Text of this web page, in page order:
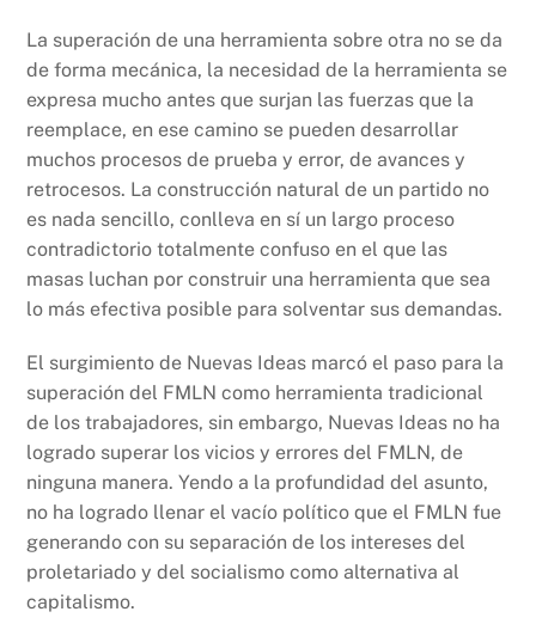
La superación de una herramienta sobre otra no se da
de forma mecánica, la necesidad de la herramienta se
expresa mucho antes que surjan las fuerzas que la
reemplace, en ese camino se pueden desarrollar
muchos procesos de prueba y error, de avances y
retrocesos. La construcción natural de un partido no
es nada sencillo, conlleva en sí un largo proceso
contradictorio totalmente confuso en el que las
masas luchan por construir una herramienta que sea
lo más efectiva posible para solventar sus demandas.
El surgimiento de Nuevas Ideas marcó el paso para la
superación del FMLN como herramienta tradicional
de los trabajadores, sin embargo, Nuevas Ideas no ha
logrado superar los vicios y errores del FMLN, de
ninguna manera. Yendo a la profundidad del asunto,
no ha logrado llenar el vacío político que el FMLN fue
generando con su separación de los intereses del
proletariado y del socialismo como alternativa al
capitalismo.